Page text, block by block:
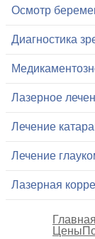
Осмотр
Диагностика
Лазерное
Лечение
Лечение
Лазерная
Главная
Цены